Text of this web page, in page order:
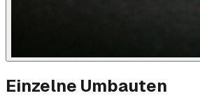
Einzelne Umbauten